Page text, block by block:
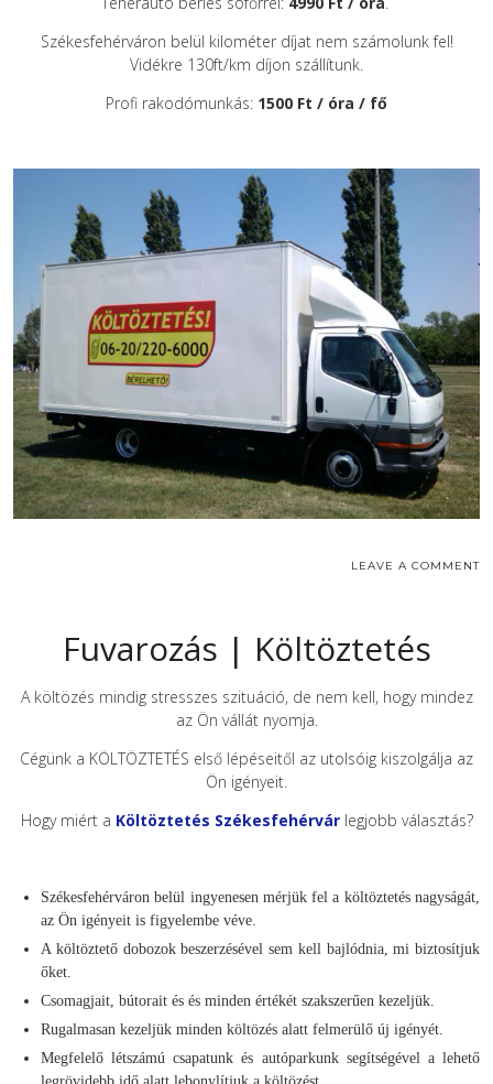
Székesfehérváron belül kilométer díjat nem számolunk fel!
Vidékre 130ft/km díjon szállítunk.
Profi rakodómunkás: 1500 Ft / óra / fő
LEAVE A COMMENT
Fuvarozás | Költöztetés
A költözés mindig stresszes szituáció, de nem kell, hogy mindez
az Ön vállát nyomja.
Cégünk a KÖLTÖZTETÉS első lépéseitől az utolsóig kiszolgálja az
Ön igényeit.
Hogy miért a Költöztetés Székesfehérvárlegjobb választás?
Székesfehérváron belül ingyenesen mérjük fel a költöztetés nagyságát,
az Ön igényeit is figyelembe véve.
A költöztető dobozok beszerzésével sem kell bajlódnia, mi biztosítjuk
őket.
Csomagjait, bútorait és és minden értékét szakszerűen kezeljük.
Rugalmasan kezeljük minden költözés alatt felmerülő új igényét.
Megfelelő létszámú csapatunk és autóparkunk segítségével a lehető